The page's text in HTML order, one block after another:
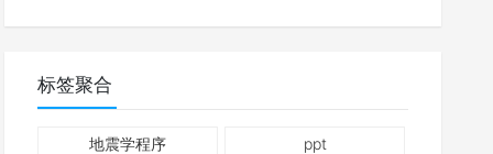
标签聚合
地震学程序 ppt